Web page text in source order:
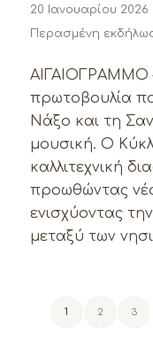
20 Ιανουαρίου 2026
Περασμένη
ΑΙΓΑΙΟΓΡΑΜΜΟ
πρωτοβουλία
Νάξο και τη
μουσική. Ο
καλλιτεχνική
προωθώντας
ενισχύοντας
μεταξύ των
1 2 3